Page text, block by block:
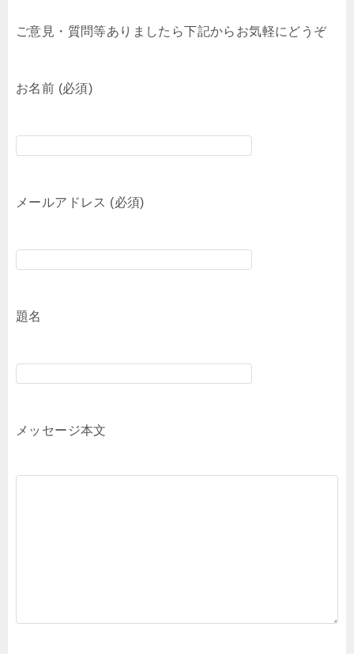
ご意見・質問等ありましたら下記からお気軽にどうぞ
お名前 (必須)
メールアドレス (必須)
題名
メッセージ本文